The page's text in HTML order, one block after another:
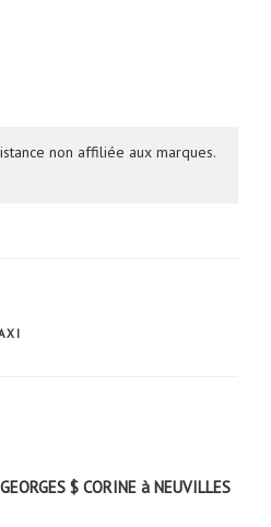
non affiliée aux marques.
$ CORINE à NEUVILLES